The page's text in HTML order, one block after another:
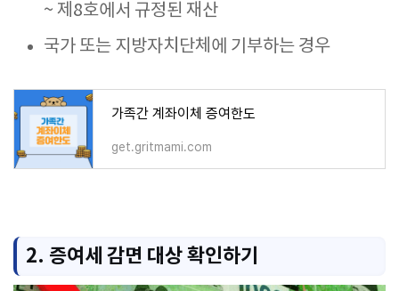
~ 제8호에서 규정된 재산
국가 또는 지방자치단체에 기부하는 경우
가족간 계좌이체 증여한도
get.gritmami.com
2. 증여세 감면 대상 확인하기